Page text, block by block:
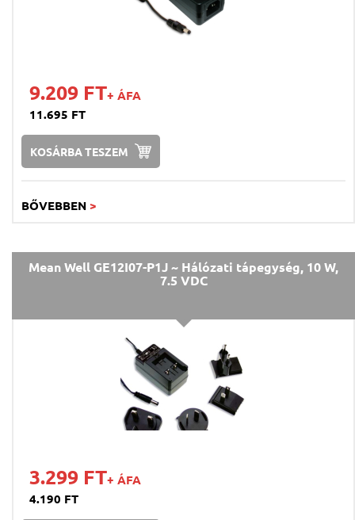
9.209 FT+ ÁFA
11.695 FT
KOSÁRBA TESZEM
BŐVEBBEN >
Mean Well GE12I07-P1J ~ Hálózati tápegység, 10 W,
7.5 VDC
3.299 FT+ ÁFA
4.190 FT